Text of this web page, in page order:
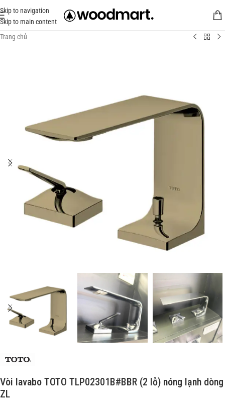
Skip to navigation
Skip to main content
Trang chủ
Vòi lavabo TOTO TLP02301B#BBR (2 lỗ) nóng lạnh dòng
ZL